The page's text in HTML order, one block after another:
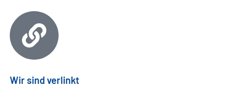
Wir sind verlinkt